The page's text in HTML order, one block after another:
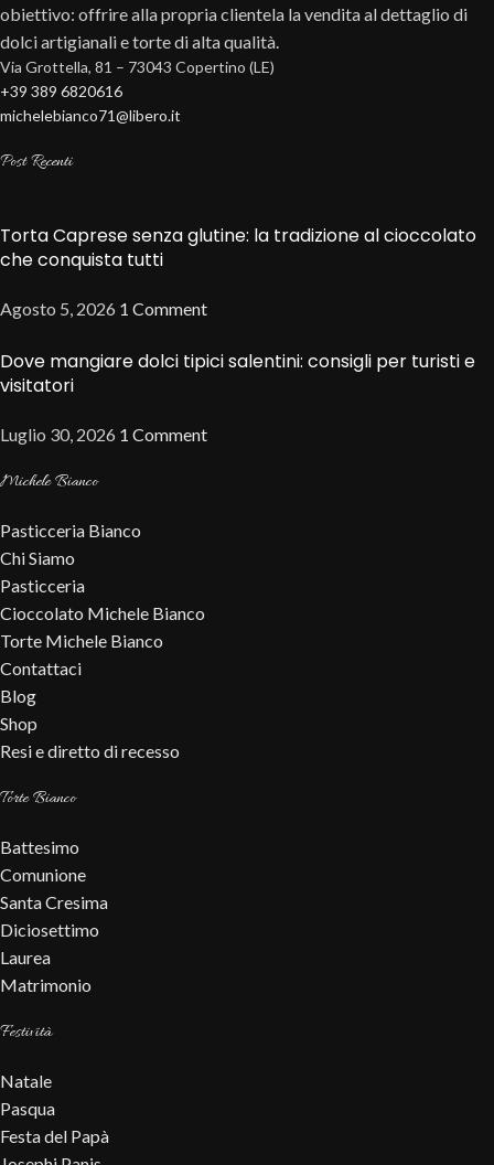
obiettivo: offrire alla propria clientela la vendita al dettaglio di
dolci artigianali e torte di alta qualità.
Via Grottella, 81 – 73043 Copertino (LE)
+39 389 6820616
michelebianco71@libero.it
Post Recenti
Torta Caprese senza glutine: la tradizione al cioccolato
che conquista tutti
Agosto 5, 2026 1 Comment
Dove mangiare dolci tipici salentini: consigli per turisti e
visitatori
Luglio 30, 2026 1 Comment
Michele Bianco
Pasticceria Bianco
Chi Siamo
Pasticceria
Cioccolato Michele Bianco
Torte Michele Bianco
Contattaci
Blog
Shop
Resi e diretto di recesso
Torte Bianco
Battesimo
Comunione
Santa Cresima
Diciosettimo
Laurea
Matrimonio
Festività
Natale
Pasqua
Festa del Papà